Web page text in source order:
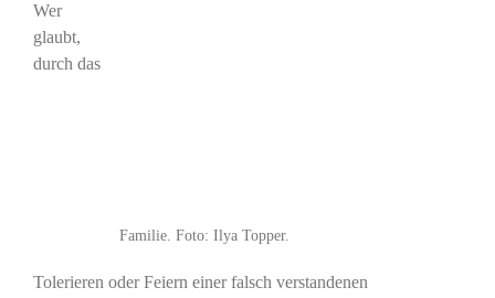
Familie. Foto: Ilya Topper.
Wer
glaubt,
durch das
Tolerieren oder Feiern einer falsch verstandenen